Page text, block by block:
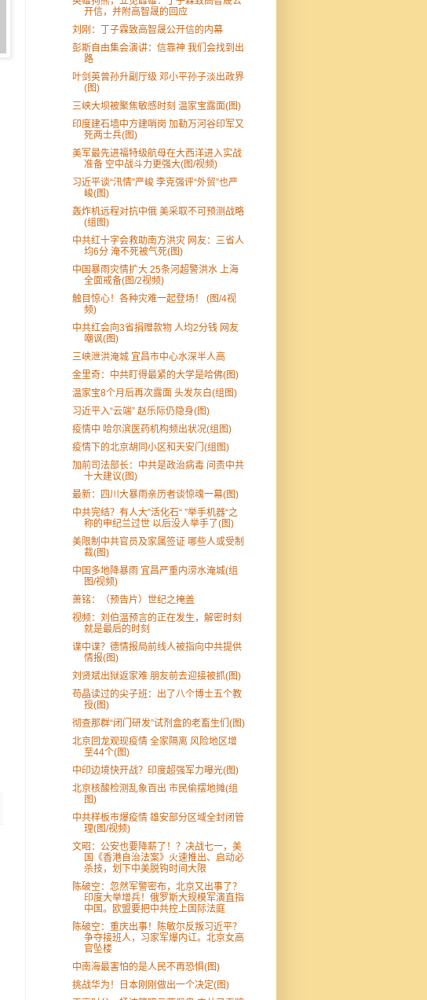
开信，并附高智晟的回应
刘刚：丁子霖致高智晟公开信的内幕
彭斯自由集会演讲：信靠神 我们会找到出
路
叶剑英曾孙升副厅级 邓小平孙子淡出政界
(图)
三峡大坝被聚焦敏感时刻 温家宝露面(图)
印度建石墙中方建哨岗 加勒万河谷印军又
死两士兵(图)
美军最先进福特级航母在大西洋进入实战
准备 空中战斗力更强大(图/视频)
习近平谈“汛情”严峻 李克强评“外贸”也严
峻(图)
轰炸机远程对抗中俄 美采取不可预测战略
(组图)
中共红十字会救助南方洪灾 网友：三省人
均6分 淹不死被气死(图)
中国暴雨灾情扩大 25条河超警洪水 上海
全面戒备(图/2视频)
触目惊心！各种灾难一起登场！ (图/4视
频)
中共红会向3省捐赠款物 人均2分钱 网友
嘲讽(图)
三峡泄洪淹城 宜昌市中心水深半人高
金里奇：中共盯得最紧的大学是哈佛(图)
温家宝8个月后再次露面 头发灰白(组图)
习近平入“云端” 赵乐际仍隐身(图)
疫情中 哈尔滨医药机构频出状况(组图)
疫情下的北京胡同小区和天安门(组图)
加前司法部长：中共是政治病毒 问责中共
十大建议(图)
最新：四川大暴雨亲历者谈惊魂一幕(图)
中共完结？有人大”活化石“ ”举手机器“之
称的申纪兰过世 以后没人举手了(图)
美限制中共官员及家属签证 哪些人或受制
裁(图)
中国多地降暴雨 宜昌严重内涝水淹城(组
图/视频)
萧铭：（预告片）世纪之掩盖
视频：刘伯温预言的正在发生，解密时刻
就是最后的时刻
谍中谍？德情报局前线人被指向中共提供
情报(图)
刘贤斌出狱返家难 朋友前去迎接被抓(图)
苟晶读过的尖子班：出了八个博士五个教
授(图)
彻查那群“闭门研发”试剂盒的老畜生们(图)
北京回龙观现疫情 全家隔离 风险地区增
至44个(图)
中印边境快开战？印度超强军力曝光(图)
北京核酸检测乱象百出 市民偷摆地摊(组
图)
中共样板市爆疫情 雄安部分区域全封闭管
理(图/视频)
文昭：公安也要降薪了！？决战七一，美
国《香港自治法案》火速推出、启动必
杀技，划下中美脱钩时间大限
陈破空：忽然军警密布，北京又出事了？
印度大举增兵！俄罗斯大规模军演直指
中国。欧盟要把中共控上国际法庭
陈破空：重庆出事！陈敏尔反叛习近平？
争夺接班人，习家军爆内讧。北京女高
官坠楼
中南海最害怕的是人民不再恐惧(图)
挑战华为！日本刚刚做出一个决定(图)